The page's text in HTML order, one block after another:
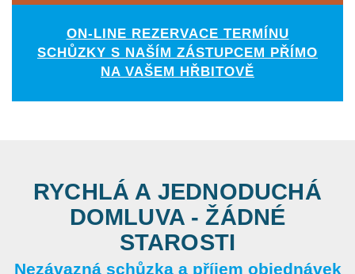
ON-LINE REZERVACE TERMÍNU
SCHŮZKY S NAŠÍM ZÁSTUPCEM PŘÍMO
NA VAŠEM HŘBITOVĚ
RYCHLÁ A JEDNODUCHÁ
DOMLUVA - ŽÁDNÉ
STAROSTI
Nezávazná schůzka a příjem objednávek